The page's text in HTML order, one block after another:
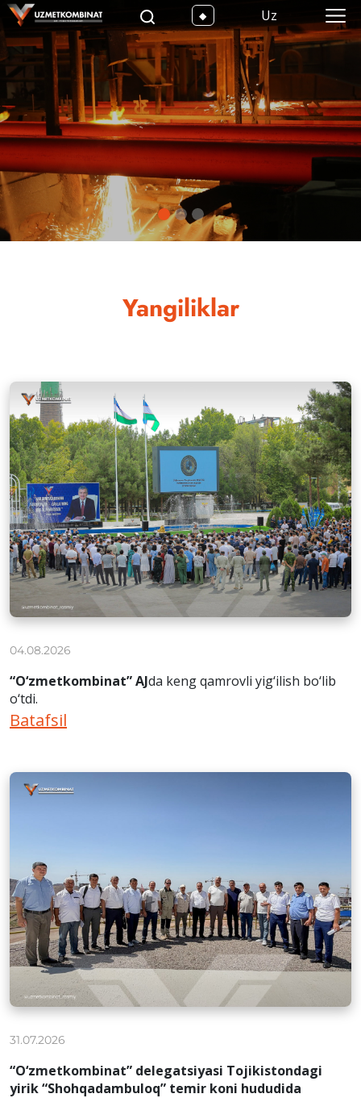
Uz
Yangiliklar
04.08.2026
“O‘zmetkombinat” AJda keng qamrovli yig‘ilish bo‘lib
o‘tdi.
Batafsil
31.07.2026
“O‘zmetkombinat” delegatsiyasi Tojikistondagi
yirik “Shohqadambuloq” temir koni hududida